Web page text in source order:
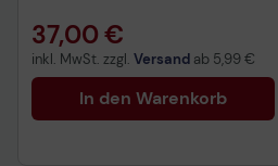
37,00 €
inkl. MwSt. zzgl. Versand ab 5,99 €
In den Warenkorb